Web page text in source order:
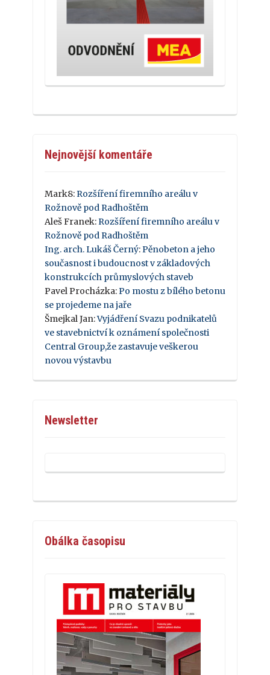
Nejnovější komentáře
Mark8:Rozšíření firemního areálu v
Rožnově pod Radhoštěm
Aleš Franek:Rozšíření firemního areálu v
Rožnově pod Radhoštěm
Ing. arch. Lukáš Černý:Pěnobeton a jeho
současnost i budoucnost v základových
konstrukcích průmyslových staveb
Pavel Procházka:Po mostu z bílého betonu
se projedeme na jaře
Šmejkal Jan:Vyjádření Svazu podnikatelů
ve stavebnictví k oznámení společnosti
Central Group,že zastavuje veškerou
novou výstavbu
Newsletter
Obálka časopisu